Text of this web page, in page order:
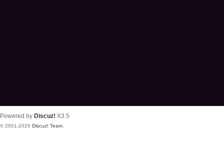
Powered by Discuz! X3.5
© 2001-2026 Discuz! Team